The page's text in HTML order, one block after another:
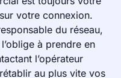
votre connexion.
du réseau,
à prendre en
l’opérateur
au plus vite vos